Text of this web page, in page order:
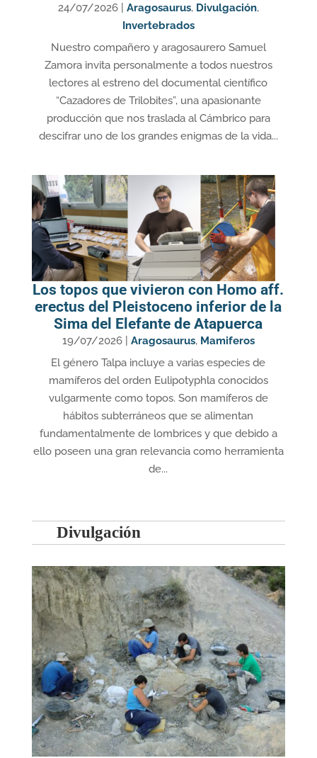
24/07/2026| Aragosaurus, Divulgación,
Invertebrados
Nuestro compañero y aragosaurero Samuel
Zamora invita personalmente a todos nuestros
lectores al estreno del documental científico
“Cazadores de Trilobites”, una apasionante
producción que nos traslada al Cámbrico para
descifrar uno de los grandes enigmas de la vida...
Los topos que vivieron con Homo aff.
erectus del Pleistoceno inferior de la
Sima del Elefante de Atapuerca
19/07/2026| Aragosaurus, Mamiferos
El género Talpa incluye a varias especies de
mamíferos del orden Eulipotyphla conocidos
vulgarmente como topos. Son mamíferos de
hábitos subterráneos que se alimentan
fundamentalmente de lombrices y que debido a
ello poseen una gran relevancia como herramienta
de...
Divulgación